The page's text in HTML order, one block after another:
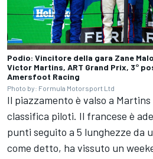
Podio: Vincitore della gara Zane
Victor Martins, ART Grand Prix, 3°
Amersfoot Racing
Photo by: Formula Motorsport Ltd
Il piazzamento è valso a
classifica piloti. Il francese è
punti seguito a 5 lunghezze da
come detto, ha vissuto un